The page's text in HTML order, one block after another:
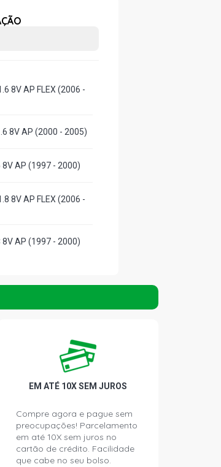
8V AP FLEX (2006 -
8V AP (2000 - 2005)
8V AP (1997 - 2000)
8V AP FLEX (2006 -
8V AP (1997 - 2000)
1.8 8V AP (1996 -
16V AP (1998 - 2000)
8V AP (1998 - 2005)
8V AP (2000 - 2005)
EM ATÉ 10X SEM JUROS
Compre agora e pague sem
preocupações! Parcelamento
em até 10X sem juros no
cartão de crédito. Facilidade
que cabe no seu bolso.